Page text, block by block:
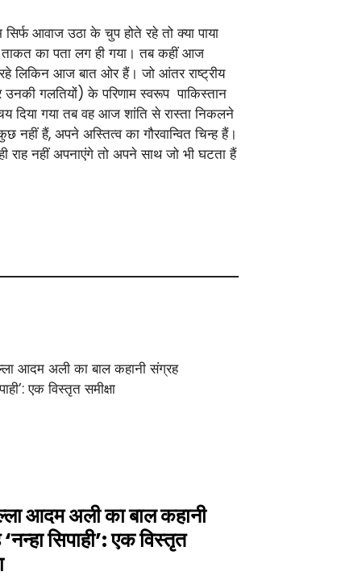
आवाज उठा के चुप होते रहे तो क्या पाया
ताकत का पता लग ही गया। तब कहीं आज
लिकिन आज बात ओर हैं। जो आंतर राष्ट्रीय
गलतियों) के परिणाम स्वरूप पाकिस्तान
गया तब वह आज शांति से रास्ता निकलने
हैं, अपने अस्तित्व का गौरवान्वित चिन्ह हैं।
नहीं अपनाएंगे तो अपने साथ जो भी घटता हैं
आदम अली का बाल कहानी
सिपाही’: एक विस्तृत